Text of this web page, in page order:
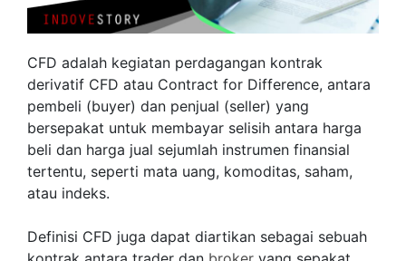
CFD adalah kegiatan perdagangan kontrak
derivatif CFD atau Contract for Difference, antara
pembeli (buyer) dan penjual (seller) yang
bersepakat untuk membayar selisih antara harga
beli dan harga jual sejumlah instrumen finansial
tertentu, seperti mata uang, komoditas, saham,
atau indeks.
Definisi CFD juga dapat diartikan sebagai sebuah